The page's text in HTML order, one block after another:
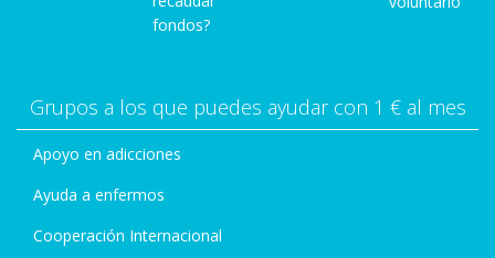
fondos?
Grupos a los que puedes ayudar con 1 € al mes
Apoyo en adicciones
Ayuda a enfermos
Cooperación Internacional